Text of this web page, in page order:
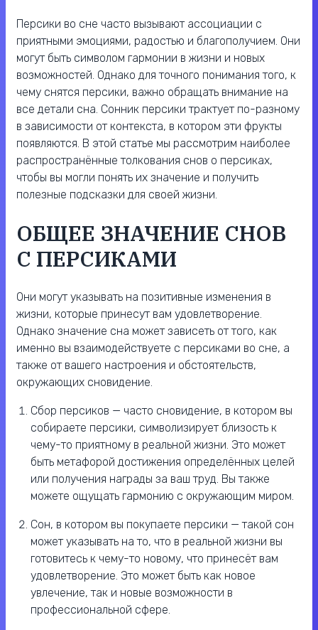
Персики во сне часто вызывают ассоциации с
приятными эмоциями, радостью и благополучием. Они
могут быть символом гармонии в жизни и новых
возможностей. Однако для точного понимания того, к
чему снятся персики, важно обращать внимание на
все детали сна. Сонник персики трактует по-разному
в зависимости от контекста, в котором эти фрукты
появляются. В этой статье мы рассмотрим наиболее
распространённые толкования снов о персиках,
чтобы вы могли понять их значение и получить
полезные подсказки для своей жизни.
ОБЩЕЕ ЗНАЧЕНИЕ СНОВ
С ПЕРСИКАМИ
Они могут указывать на позитивные изменения в
жизни, которые принесут вам удовлетворение.
Однако значение сна может зависеть от того, как
именно вы взаимодействуете с персиками во сне, а
также от вашего настроения и обстоятельств,
окружающих сновидение.
Сбор персиков — часто сновидение, в котором вы
собираете персики, символизирует близость к
чему-то приятному в реальной жизни. Это может
быть метафорой достижения определённых целей
или получения награды за ваш труд. Вы также
можете ощущать гармонию с окружающим миром.
Сон, в котором вы покупаете персики — такой сон
может указывать на то, что в реальной жизни вы
готовитесь к чему-то новому, что принесёт вам
удовлетворение. Это может быть как новое
увлечение, так и новые возможности в
профессиональной сфере.